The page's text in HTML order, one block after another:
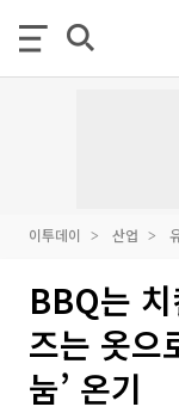
이투데이 산업
BBQ는
즈는 옷으
눔’ 온기